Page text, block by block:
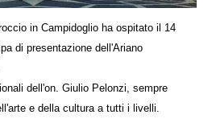
in Campidoglio ha ospitato il 14
di presentazione dell'Ariano
dell'on. Giulio Pelonzi, sempre
e della cultura a tutti i livelli.